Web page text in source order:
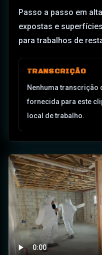
Passo a passo em
expostas e
para trabalhos de
TRANSCRIÇÃO
Nenhuma transcrição
fornecida para este
local de trabalho.